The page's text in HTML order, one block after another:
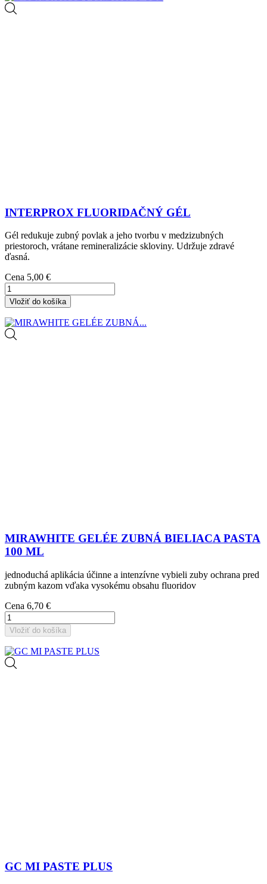
INTERPROX FLUORIDAČNÝ GÉL
Gél redukuje zubný povlak a jeho tvorbu v medzizubných
priestoroch, vrátane remineralizácie skloviny. Udržuje zdravé
ďasná.
Cena 5,00 €
Vložiť do košíka
MIRAWHITE GELÉE ZUBNÁ BIELIACA PASTA
100 ML
jednoduchá aplikácia účinne a intenzívne vybieli zuby ochrana pred
zubným kazom vďaka vysokému obsahu fluoridov
Cena 6,70 €
Vložiť do košíka
GC MI PASTE PLUS